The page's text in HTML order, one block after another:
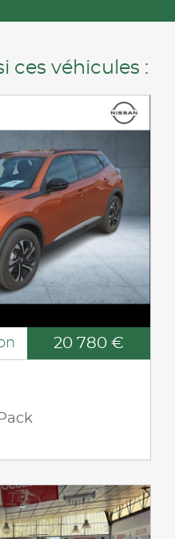
ces véhicules :
20 780 €